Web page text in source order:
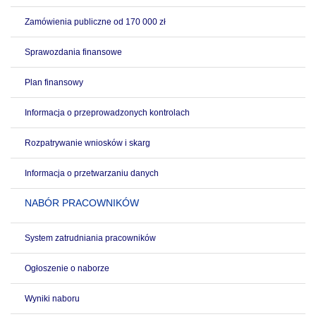
Zamówienia publiczne od 170 000 zł
Sprawozdania finansowe
Plan finansowy
Informacja o przeprowadzonych kontrolach
Rozpatrywanie wniosków i skarg
Informacja o przetwarzaniu danych
NABÓR PRACOWNIKÓW
System zatrudniania pracowników
Ogłoszenie o naborze
Wyniki naboru